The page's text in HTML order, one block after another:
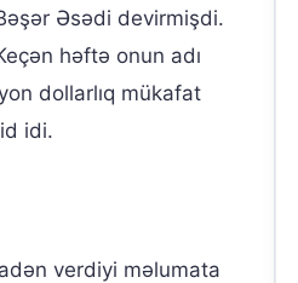
Əsədi devirmişdi.
həftə onun adı
dollarlıq mükafat
idi.
verdiyi məlumata